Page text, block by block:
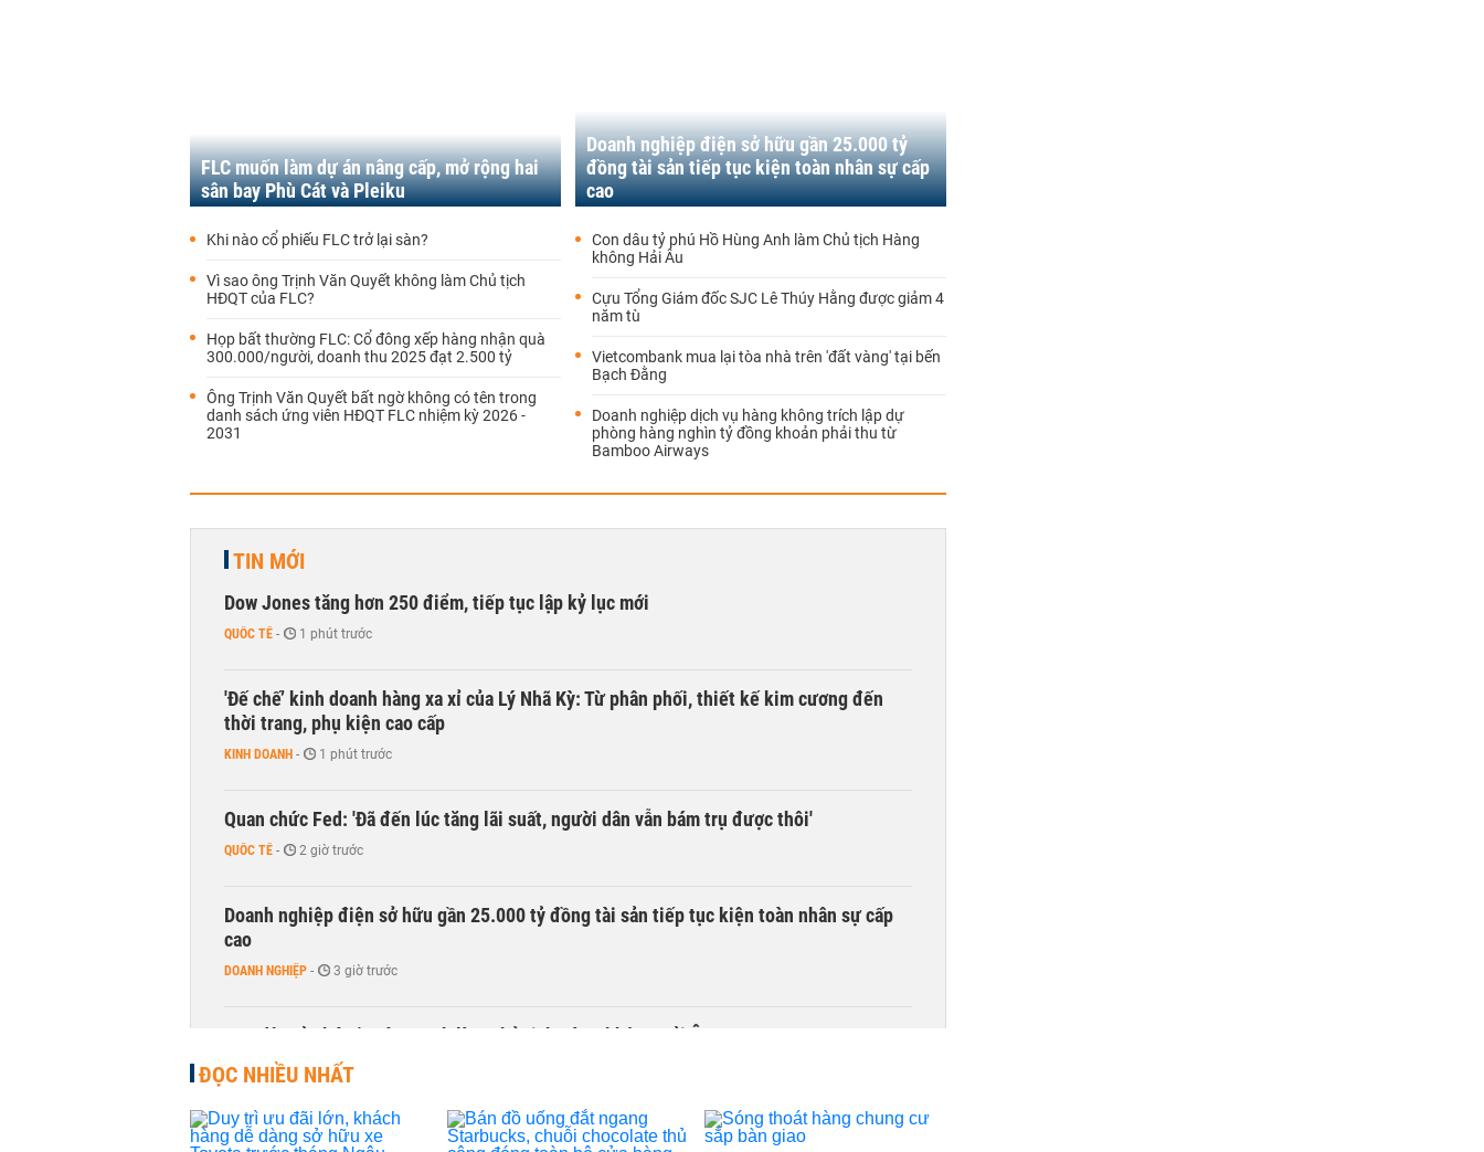
FLC muốn làm dự án nâng cấp, mở rộng hai
sân bay Phù Cát và Pleiku
Khi nào cổ phiếu FLC trở lại sàn?
Vì sao ông Trịnh Văn Quyết không làm Chủ tịch
HĐQT của FLC?
Họp bất thường FLC: Cổ đông xếp hàng nhận quà
300.000/người, doanh thu 2025 đạt 2.500 tỷ
Ông Trịnh Văn Quyết bất ngờ không có tên trong
danh sách ứng viên HĐQT FLC nhiệm kỳ 2026 -
2031
Doanh nghiệp điện sở hữu gần 25.000 tỷ
đồng tài sản tiếp tục kiện toàn nhân sự cấp
cao
Con dâu tỷ phú Hồ Hùng Anh làm Chủ tịch Hàng
không Hải Âu
Cựu Tổng Giám đốc SJC Lê Thúy Hằng được giảm 4
năm tù
Vietcombank mua lại tòa nhà trên 'đất vàng' tại bến
Bạch Đằng
Doanh nghiệp dịch vụ hàng không trích lập dự
phòng hàng nghìn tỷ đồng khoản phải thu từ
Bamboo Airways
TIN MỚI
Dow Jones tăng hơn 250 điểm, tiếp tục lập kỷ lục mới
QUỐC TẾ - 1 phút trước
'Đế chế’ kinh doanh hàng xa xỉ của Lý Nhã Kỳ: Từ phân phối, thiết kế kim cương đến
thời trang, phụ kiện cao cấp
KINH DOANH - 1 phút trước
Quan chức Fed: 'Đã đến lúc tăng lãi suất, người dân vẫn bám trụ được thôi'
QUỐC TẾ - 2 giờ trước
Doanh nghiệp điện sở hữu gần 25.000 tỷ đồng tài sản tiếp tục kiện toàn nhân sự cấp
cao
DOANH NGHIỆP - 3 giờ trước
Con dâu tỷ phú Hồ Hùng Anh làm Chủ tịch Hàng không Hải Âu
DOANH NGHIỆP - 4 giờ trước
ĐỌC NHIỀU NHẤT